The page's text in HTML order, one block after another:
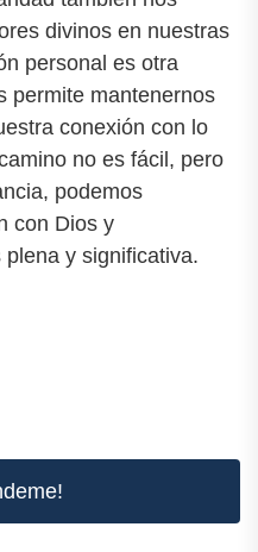
divinos en nuestras
personal es otra
permite mantenernos
conexión con lo
no es fácil, pero
podemos
con Dios y
y significativa.